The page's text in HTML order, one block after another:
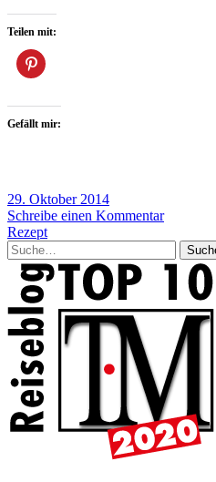
Teilen mit:
Gefällt mir:
29. Oktober 2014
Schreibe einen Kommentar
Rezept
Suche